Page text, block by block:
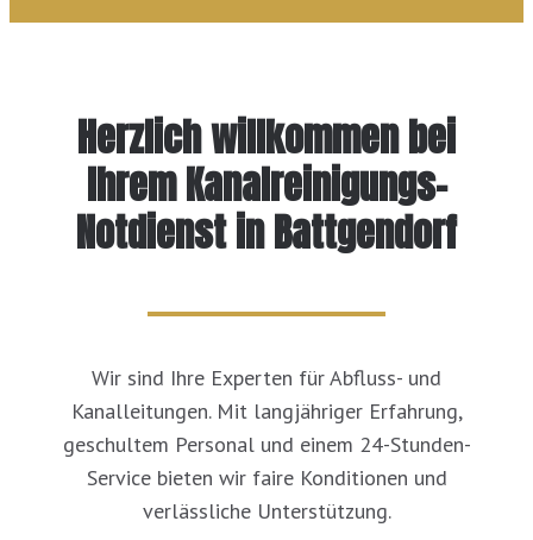
Herzlich willkommen bei
Ihrem Kanalreinigungs-
Notdienst in Battgendorf
Wir sind Ihre Experten für Abfluss- und
Kanalleitungen. Mit langjähriger Erfahrung,
geschultem Personal und einem 24-Stunden-
Service bieten wir faire Konditionen und
verlässliche Unterstützung.